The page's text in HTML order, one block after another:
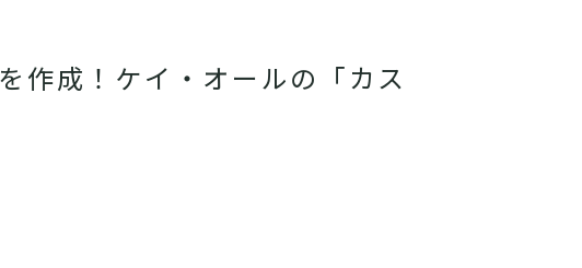
作成！ケイ・オールの「カス